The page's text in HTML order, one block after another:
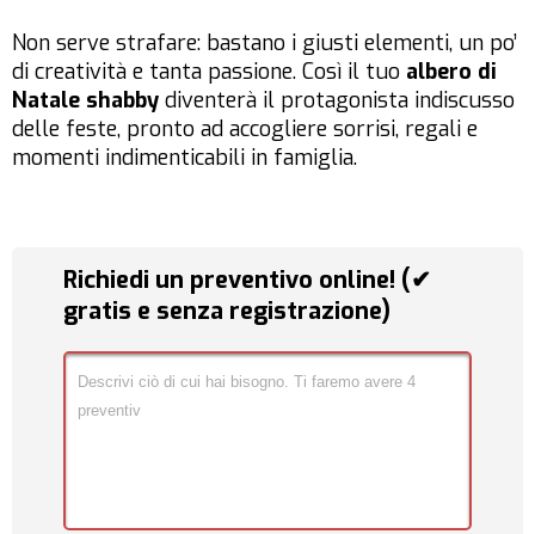
Non serve strafare: bastano i giusti elementi, un po’
di creatività e tanta passione. Così il tuo albero di
Natale shabby diventerà il protagonista indiscusso
delle feste, pronto ad accogliere sorrisi, regali e
momenti indimenticabili in famiglia.
Richiedi un preventivo online! (✔
gratis e senza registrazione)